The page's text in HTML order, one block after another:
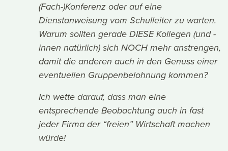
(Fach-)Konferenz oder auf eine
Dienstanweisung vom Schulleiter zu warten.
Warum sollten gerade DIESE Kollegen (und -
innen natürlich) sich NOCH mehr anstrengen,
damit die anderen auch in den Genuss einer
eventuellen Gruppenbelohnung kommen?
Ich wette darauf, dass man eine
entsprechende Beobachtung auch in fast
jeder Firma der “freien” Wirtschaft machen
würde!